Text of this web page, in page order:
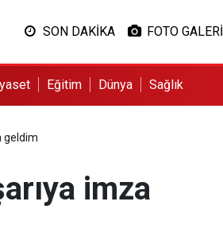
SON DAKİKA FOTO GALERİ
Eğitim Dünya Sağlık
geldim
imza